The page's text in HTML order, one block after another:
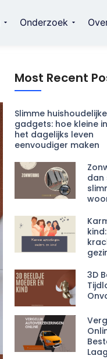
Onderzoek
Most Recent
Slimme huishoudelijke
gadgets: hoe kleine
het dagelijks leven
eenvoudiger maken
dan
3D